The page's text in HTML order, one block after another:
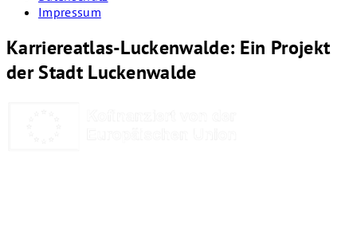
Impressum
Karriereatlas-Luckenwalde: Ein Projekt
der Stadt Luckenwalde